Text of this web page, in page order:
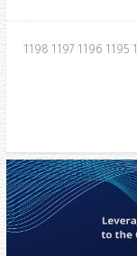
1195
1196
1197
1198